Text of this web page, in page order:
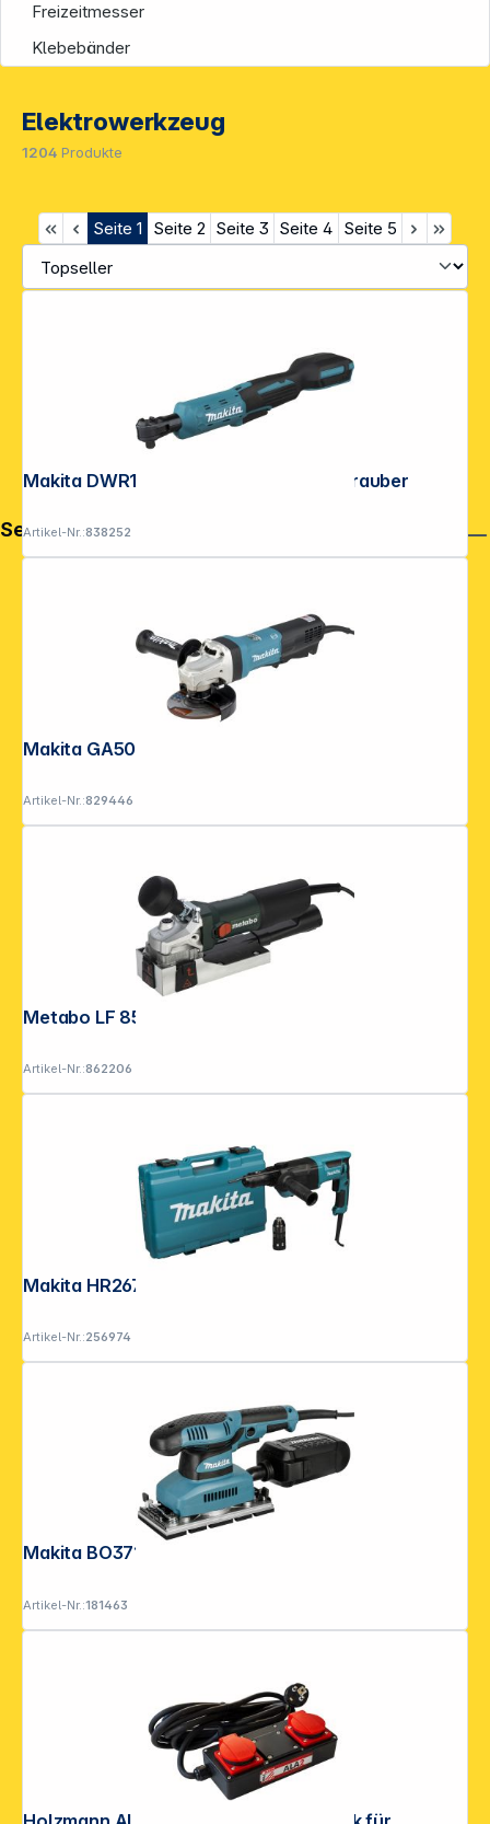
Freizeitmesser
Klebebänder
Elektrowerkzeug
1204 Produkte
Seite 1 Seite 2 Seite 3 Seite 4 Seite 5
Makita DWR180ZJ Akku-Ratschenschrauber
Artikel-Nr.:838252
Artikel-Nr.:829446
Artikel-Nr.:862206
Artikel-Nr.:256974
Artikel-Nr.:181463
Service
Folgen Sie uns auf